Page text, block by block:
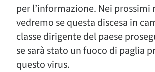
per l’informazione. Nei prossimi
vedremo se questa discesa in
classe dirigente del paese
se sarà stato un fuoco di paglia
questo virus.